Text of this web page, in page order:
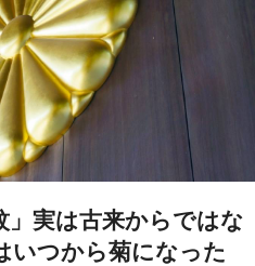
」実は古来からではな
いつから菊になった